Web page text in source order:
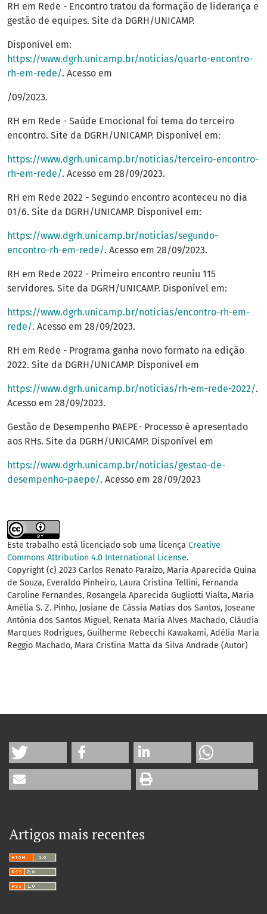
RH em Rede - Encontro tratou da formação de liderança e
gestão de equipes. Site da DGRH/UNICAMP.
Disponível em:
https://www.dgrh.unicamp.br/noticias/quarto-encontro-
rh-em-rede/. Acesso em
/09/2023.
RH em Rede - Saúde Emocional foi tema do terceiro
encontro. Site da DGRH/UNICAMP. Disponível em:
https://www.dgrh.unicamp.br/noticias/terceiro-encontro-
rh-em-rede/. Acesso em 28/09/2023.
RH em Rede 2022 - Segundo encontro aconteceu no dia
01/6. Site da DGRH/UNICAMP. Disponível em:
https://www.dgrh.unicamp.br/noticias/segundo-
encontro-rh-em-rede/. Acesso em 28/09/2023.
RH em Rede 2022 - Primeiro encontro reuniu 115
servidores. Site da DGRH/UNICAMP. Disponível em:
https://www.dgrh.unicamp.br/noticias/encontro-rh-em-
rede/. Acesso em 28/09/2023.
RH em Rede - Programa ganha novo formato na edição
2022. Site da DGRH/UNICAMP. Disponível em
https://www.dgrh.unicamp.br/noticias/rh-em-rede-2022/.
Acesso em 28/09/2023.
Gestão de Desempenho PAEPE- Processo é apresentado
aos RHs. Site da DGRH/UNICAMP. Disponível em
https://www.dgrh.unicamp.br/noticias/gestao-de-
desempenho-paepe/. Acesso em 28/09/2023
Este trabalho está licenciado sob uma licença Creative
Commons Attribution 4.0 International License.
Copyright (c) 2023 Carlos Renato Paraizo, Maria Aparecida Quina
de Souza, Everaldo Pinheiro, Laura Cristina Tellini, Fernanda
Caroline Fernandes, Rosangela Aparecida Gugliotti Vialta, Maria
Amélia S. Z. Pinho, Josiane de Cássia Matias dos Santos, Joseane
Antônia dos Santos Miguel, Renata Maria Alves Machado, Cláudia
Marques Rodrigues, Guilherme Rebecchi Kawakami, Adélia Maria
Reggio Machado, Mara Cristina Matta da Silva Andrade (Autor)
Artigos mais recentes